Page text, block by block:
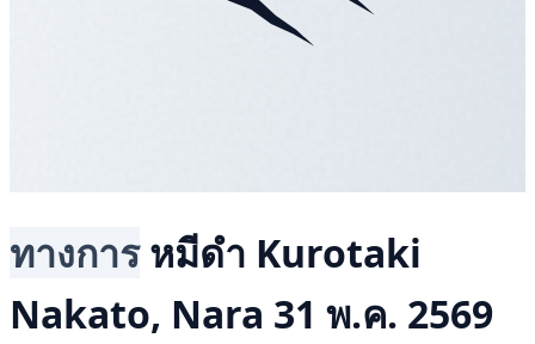
ทางการ หมีดำ Kurotaki
Nakato, Nara 31 พ.ค. 2569